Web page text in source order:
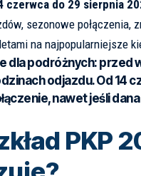
czerwca do 29 sierpnia
sezonowe połączenia,
na najpopularniejsze
dla podróżnych:przed
odjazdu. Od 14
nawet jeśli
PKP